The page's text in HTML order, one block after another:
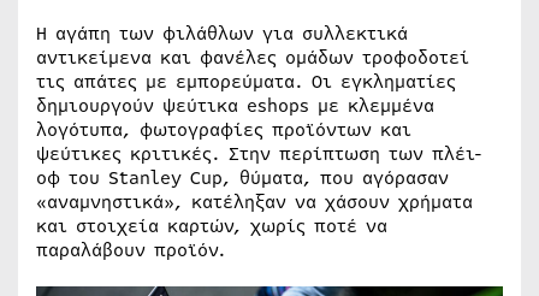
Η αγάπη των φιλάθλων για συλλεκτικά
αντικείμενα και φανέλες ομάδων τροφοδοτεί
τις απάτες με εμπορεύματα. Οι εγκληματίες
δημιουργούν ψεύτικα eshops με κλεμμένα
λογότυπα, φωτογραφίες προϊόντων και
ψεύτικες κριτικές. Στην περίπτωση των πλέι-
οφ του Stanley Cup, θύματα, που αγόρασαν
«αναμνηστικά», κατέληξαν να χάσουν χρήματα
και στοιχεία καρτών, χωρίς ποτέ να
παραλάβουν προϊόν.